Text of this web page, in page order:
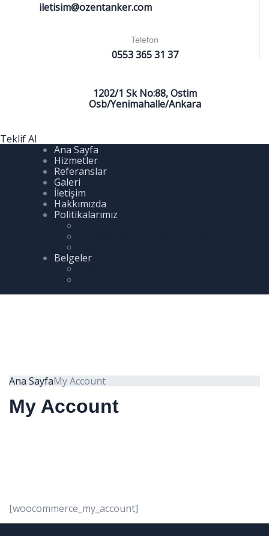
iletisim@ozentanker.com
Telefon
0553 365 31 37
1202/1 Sk No:88, Ostim
Osb/Yenimahalle/Ankara
Teklif Al
Ana Sayfa
Hizmetler
Referanslar
Galeri
İletişim
Hakkımızda
Politikalarımız
Belgeler
Ana SayfaMy Account
My Account
[woocommerce_my_account]